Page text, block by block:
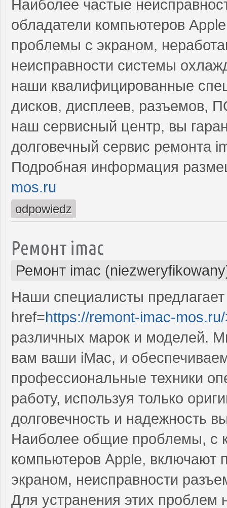
Наиболее частые
обладатели компьютеров
проблемы с экраном,
неисправности системы
наши квалифицированные
дисков, дисплеев, разъемов,
наш сервисный центр, вы
долговечный сервис ремонта
Подробная информация
mos.ru
odpowiedz
Ремонт imac
Ремонт imac
Наши специалисты
href=https://remont-imac-
различных марок и моделей.
вам ваши iMac, и
профессиональные техники
работу, используя только
долговечность и надежность
Наиболее общие проблемы, с
компьютеров Apple, включают
экраном, неисправности
Для устранения этих